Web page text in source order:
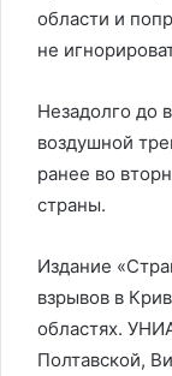
области и
не
Незадолго до
воздушной
ранее во
страны.
Издание
взрывов в
областях.
Полтавской,